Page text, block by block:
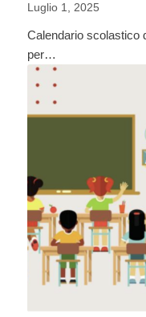
Luglio 1, 2025
Calendario scolastico
per…